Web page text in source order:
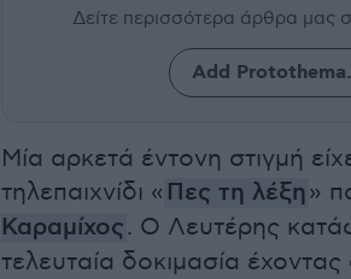
Δείτε περισσότερα άρθρα μας
Add
Μία αρκετά έντονη στιγμή
τηλεπαιχνίδι « Πες τη λέξη»
Καραμίχος. Ο Λευτέρης
τελευταία δοκιμασία